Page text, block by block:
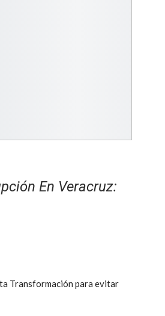
En Veracruz:
Transformación para evitar